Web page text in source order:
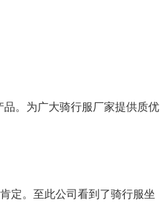
。为广大骑行服厂家提供质优
定。至此公司看到了骑行服坐